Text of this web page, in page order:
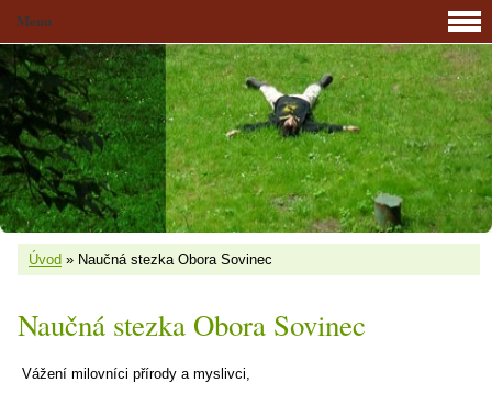
Úvod » Naučná stezka Obora Sovinec
Naučná stezka Obora Sovinec
Vážení milovníci přírody a myslivci,
Menu